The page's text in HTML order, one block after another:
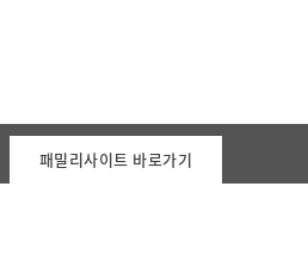
패밀리사이트 바로가기